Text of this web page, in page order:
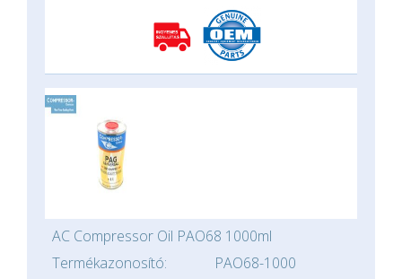
AC Compressor Oil PAO68 1000ml
Termékazonosító:
PAO68-1000